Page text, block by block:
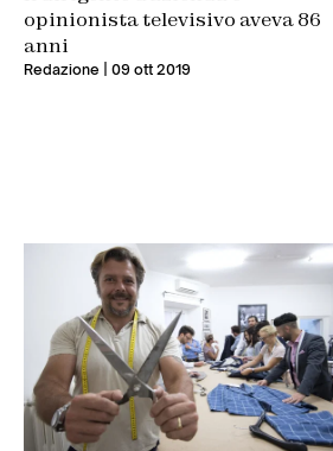
opinionista televisivo aveva 86
anni
Redazione | 09 ott 2019